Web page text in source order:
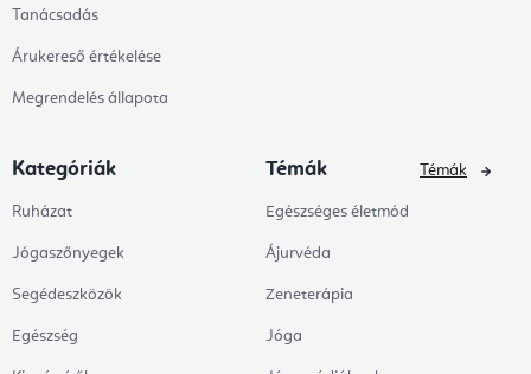
Tanácsadás
Árukereső értékelése
Megrendelés állapota
Kategóriák
Ruházat
Jógaszőnyegek
Segédeszközök
Egészség
Témák
Egészséges életmód
Ájurvéda
Zeneterápia
Jóga
Témák